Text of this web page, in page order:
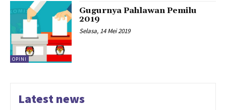
OPINI
Gugurnya Pahlawan Pemilu
2019
Selasa, 14 Mei 2019
Latest news